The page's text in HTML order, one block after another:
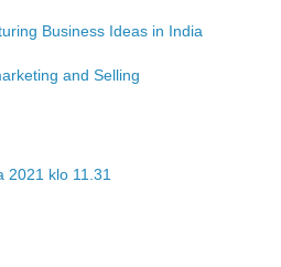
Business Ideas in India
and Selling
2021 klo 11.31